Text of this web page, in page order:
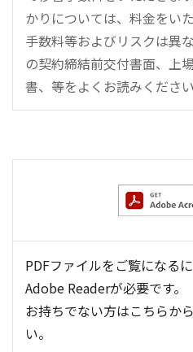
かりについては、料金をい
手数料等およびリスクは異
の契約締結前交付書面、上
書、等をよくお読みください
PDFファイルをご覧になる
Adobe Readerが必要です。
お持ちでない方はこちらか
い。